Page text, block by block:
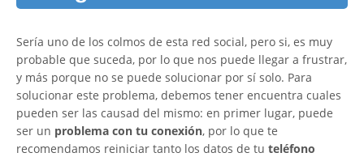
Sería uno de los colmos de esta red social, pero si, es muy
probable que suceda, por lo que nos puede llegar a frustrar,
y más porque no se puede solucionar por sí solo. Para
solucionar este problema, debemos tener encuentra cuales
pueden ser las causad del mismo: en primer lugar, puede
ser un problema con tu conexión, por lo que te
recomendamos reiniciar tanto los datos de tu teléfono